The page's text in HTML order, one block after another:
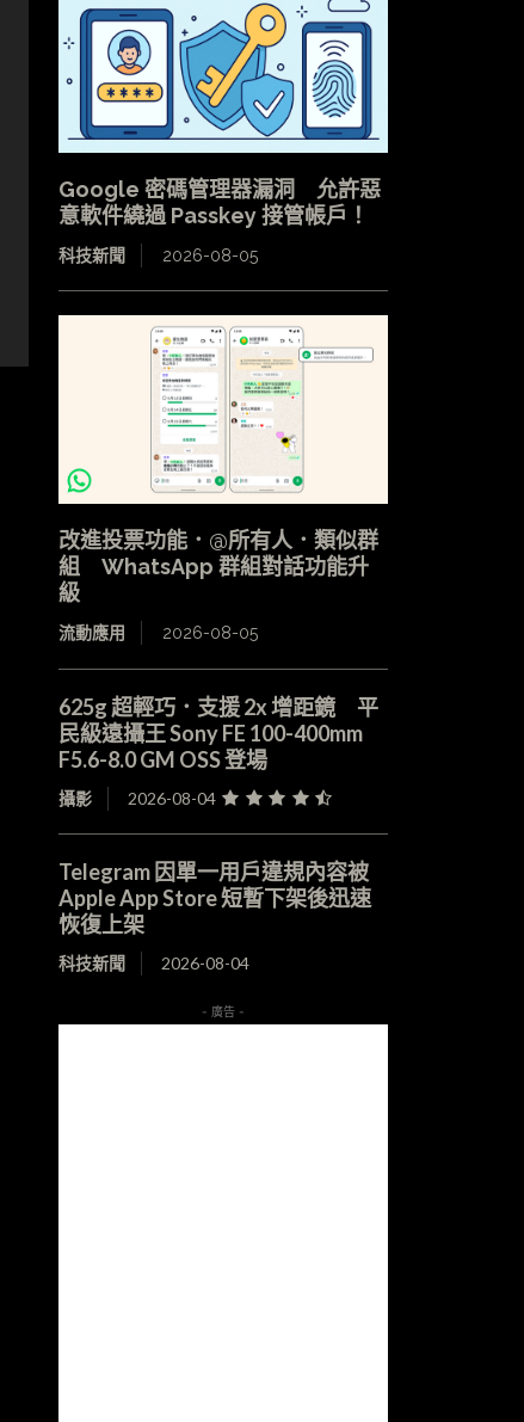
Google 密碼管理器漏洞 允許惡
意軟件繞過 Passkey 接管帳戶！
科技新聞 2026-08-05
改進投票功能．@所有人．類似群
組 WhatsApp 群組對話功能升
級
流動應用 2026-08-05
625g 超輕巧．支援 2x 增距鏡 平
民級遠攝王 Sony FE 100-400mm
F5.6-8.0 GM OSS 登場
攝影 2026-08-04
Telegram 因單一用戶違規內容被
Apple App Store 短暫下架後迅速
恢復上架
科技新聞 2026-08-04
- 廣告 -